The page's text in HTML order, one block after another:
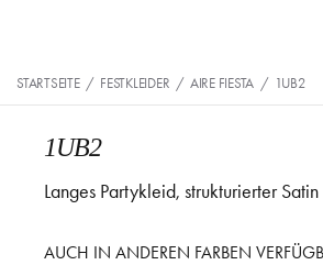
STARTSEITE / FESTKLEIDER / AIRE FIESTA / 1UB2
1UB2
Langes Partykleid, strukturierter
AUCH IN ANDEREN FARBEN